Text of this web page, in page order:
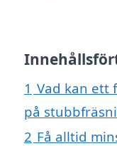
1 Vad kan ett
på
2 Få alltid